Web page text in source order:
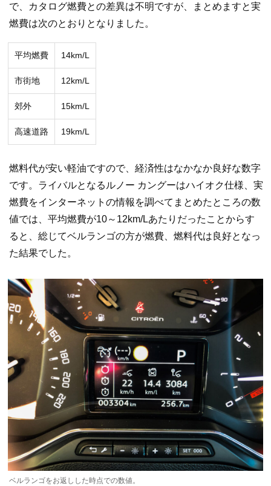
で、カタログ燃費との差異は不明ですが、まとめますと実
燃費は次のとおりとなりました。
平均燃費 14km/L
市街地 12km/L
郊外 15km/L
高速道路 19km/L
燃料代が安い軽油ですので、経済性はなかなか良好な数字
です。ライバルとなるルノー カングーはハイオク仕様、実
燃費をインターネットの情報を調べてまとめたところの数
値では、平均燃費が10～12km/Lあたりだったことからす
ると、総じてベルランゴの方が燃費、燃料代は良好となっ
た結果でした。
ベルランゴをお返しした時点での数値。